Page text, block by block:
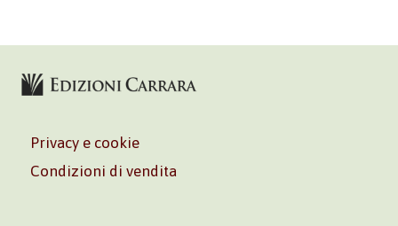
Privacy e cookie
Condizioni di vendita